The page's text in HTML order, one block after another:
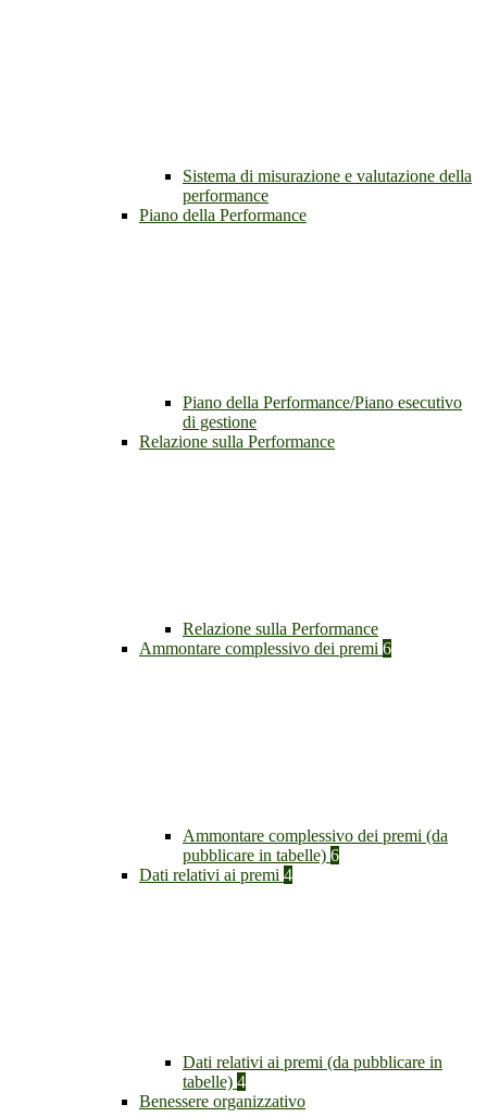
Sistema di misurazione e valutazione della
performance
Piano della Performance
Piano della Performance/Piano esecutivo
di gestione
Relazione sulla Performance
Relazione sulla Performance
Ammontare complessivo dei premi 6
Ammontare complessivo dei premi (da
pubblicare in tabelle) 6
Dati relativi ai premi 4
Dati relativi ai premi (da pubblicare in
tabelle) 4
Benessere organizzativo